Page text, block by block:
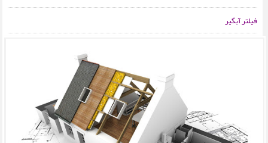
فیلتر آبگیر